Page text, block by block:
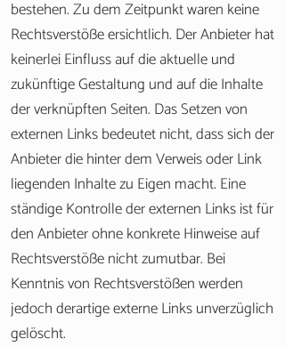
bestehen. Zu dem Zeitpunkt waren keine
Rechtsverstöße ersichtlich. Der Anbieter hat
keinerlei Einfluss auf die aktuelle und
zukünftige Gestaltung und auf die Inhalte
der verknüpften Seiten. Das Setzen von
externen Links bedeutet nicht, dass sich der
Anbieter die hinter dem Verweis oder Link
liegenden Inhalte zu Eigen macht. Eine
ständige Kontrolle der externen Links ist für
den Anbieter ohne konkrete Hinweise auf
Rechtsverstöße nicht zumutbar. Bei
Kenntnis von Rechtsverstößen werden
jedoch derartige externe Links unverzüglich
gelöscht.